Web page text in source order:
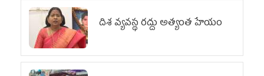
దిశ వ్యవస్థ రద్దు అత్యంత హేయం